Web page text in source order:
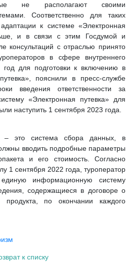
не располагают своими
Соответственно для таких
к системе «Электронная
и в связи с этим Госдумой и
консультаций с отраслью принято
в сфере внутреннего
для подготовки к включению в
пояснили в пресс-службе
введения ответственности за
«Электронная путевка» для
наступить 1 сентября 2023 года.
– это система сбора данных, в
вводить подробные параметры
и его стоимость. Согласно
1 сентября 2022 года, туроператор
информационную систему
содержащиеся в договоре о
продукта, по окончании каждого
к списку